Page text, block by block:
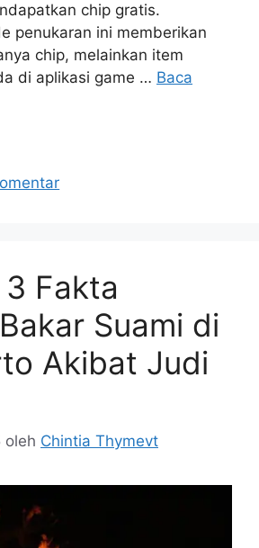
chip gratis.
penukaran ini memberikan
chip, melainkan item
di aplikasi game … Baca
Fakta
Suami di
Akibat Judi
oleh Chintia Thymevt